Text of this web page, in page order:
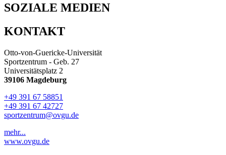
SOZIALE MEDIEN
KONTAKT
Otto-von-Guericke-Universität
Sportzentrum - Geb. 27
Universitätsplatz 2
39106 Magdeburg
+49 391 67 58851
+49 391 67 42727
sportzentrum@ovgu.de
mehr...
www.ovgu.de